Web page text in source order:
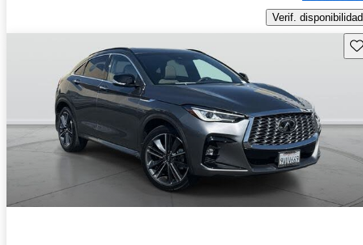
Verif. disponibilidad